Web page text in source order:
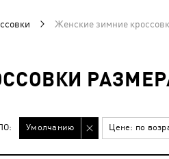
Женские зимние
Умолчанию Цене: по